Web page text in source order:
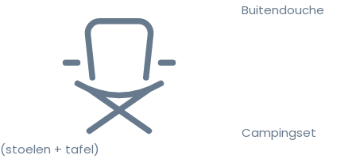
Buitendouche
Campingset
(stoelen + tafel)